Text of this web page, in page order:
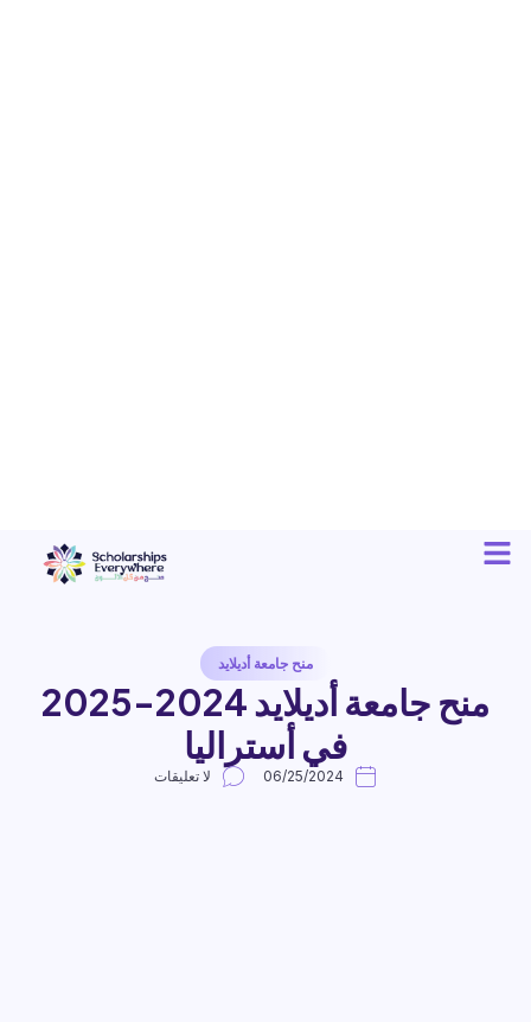
منح جامعة أديلايد
منح جامعة أديلايد 2024-2025
في أستراليا
06/25/2024 لا تعليقات